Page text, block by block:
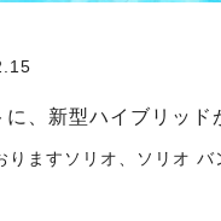
に、新型ハイブリッ
ますソリオ、ソリオ バ